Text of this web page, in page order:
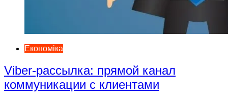
Економіка
Viber-рассылка: прямой канал
коммуникации с клиентами